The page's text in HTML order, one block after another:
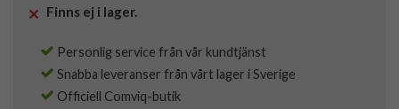
Finns ej i lager.
Personlig service från vår kundtjänst
Snabba leveranser från vårt lager i Sverige
Officiell Comviq-butik